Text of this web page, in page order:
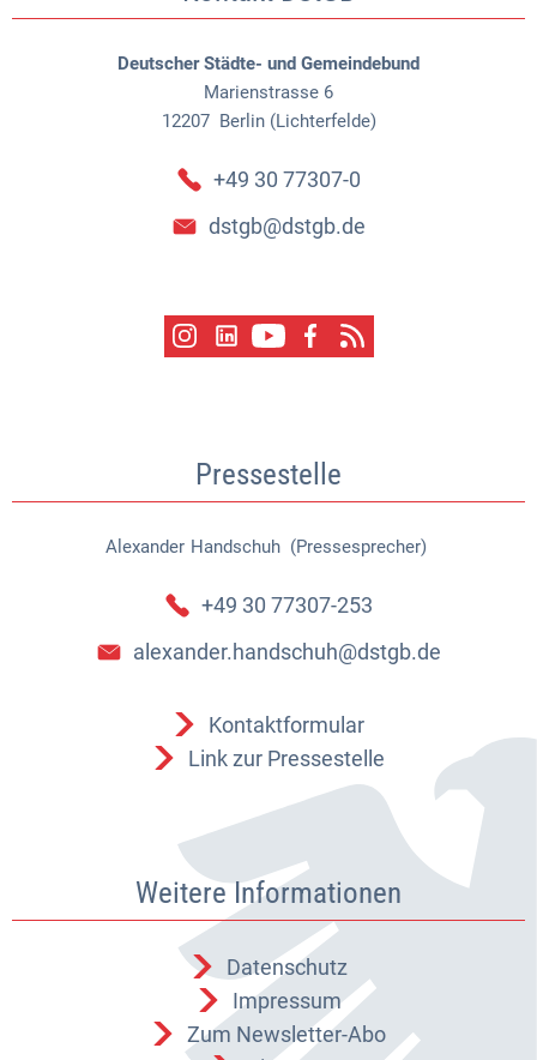
Deutscher Städte- und Gemeindebund
Marienstrasse 6
12207 Berlin (Lichterfelde)
+49 30 77307-0
dstgb@dstgb.de
Pressestelle
Alexander Handschuh (Pressesprecher)
Alexander Handschuh
+49 30 77307-253
alexander.handschuh@dstgb.de
Kontaktformular
Link zur Pressestelle
Weitere Informationen
Datenschutz
Impressum
Zum Newsletter-Abo